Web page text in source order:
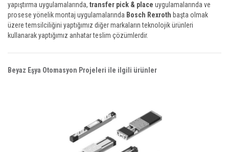
yapıştırma uygulamalarında, transfer pick & place uygulamalarında ve
prosese yönelik montaj uygulamalarında Bosch Rexroth başta olmak
üzere temsilciliğini yaptığımız diğer markaların teknolojik ürünleri
kullanarak yaptığımız anhatar teslim çözümlerdir.
Beyaz Eşya Otomasyon Projeleri ile ilgili ürünler